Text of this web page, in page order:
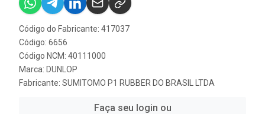
Código do Fabricante: 417037
Código: 6656
Código NCM: 40111000
Marca: DUNLOP
Fabricante: SUMITOMO P1 RUBBER DO BRASIL LTDA
Faça seu login ou